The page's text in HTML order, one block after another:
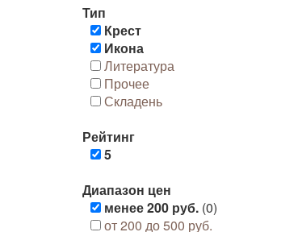
Тип
Крест
Икона
Литература
Прочее
Складень
Рейтинг
5
Диапазон цен
менее 200 руб. (0)
от 200 до 500 руб.